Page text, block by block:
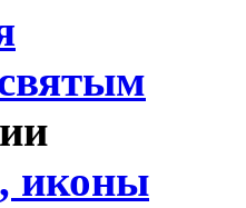
иконы